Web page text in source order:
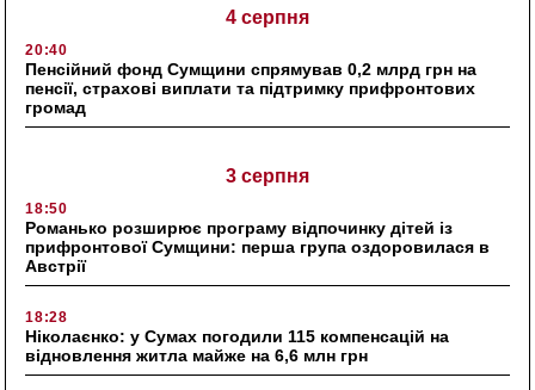
4 серпня
20:40
Пенсійний фонд Сумщини спрямував 0,2 млрд грн на
пенсії, страхові виплати та підтримку прифронтових
громад
3 серпня
18:50
Романько розширює програму відпочинку дітей із
прифронтової Сумщини: перша група оздоровилася в
Австрії
18:28
Ніколаєнко: у Сумах погодили 115 компенсацій на
відновлення житла майже на 6,6 млн грн